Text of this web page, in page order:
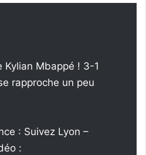
Kylian Mbappé ! 3-1
rapproche un peu
: Suivez Lyon –
: